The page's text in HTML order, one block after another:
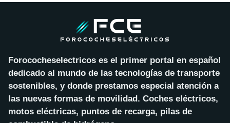
Forococheselectricos es el primer portal en español
dedicado al mundo de las tecnologías de transporte
sostenibles, y donde prestamos especial atención a
las nuevas formas de movilidad. Coches eléctricos,
motos eléctricas, puntos de recarga, pilas de